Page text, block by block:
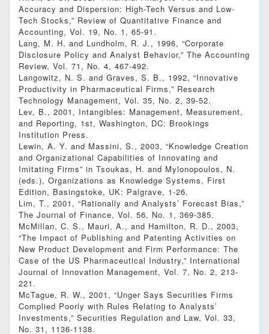
Accuracy and Dispersion: High-Tech Versus and Low-
Tech Stocks,” Review of Quantitative Finance and
Accounting, Vol. 19, No. 1, 65-91.
Lang, M. H. and Lundholm, R. J., 1996, “Corporate
Disclosure Policy and Analyst Behavior,” The Accounting
Review, Vol. 71, No. 4, 467-492.
Langowitz, N. S. and Graves, S. B., 1992, “Innovative
Productivity in Pharmaceutical Firms,” Research
Technology Management, Vol. 35, No. 2, 39-52.
Lev, B., 2001, Intangibles: Management, Measurement,
and Reporting, 1st, Washington, DC: Brookings
Institution Press.
Lewin, A. Y. and Massini, S., 2003, “Knowledge Creation
and Organizational Capabilities of Innovating and
Imitating Firms” in Tsoukas, H. and Mylonopoulos, N.
(eds.), Organizations as Knowledge Systems, First
Edition, Basingstoke, UK: Palgrave, 1-26.
Lim, T., 2001, “Rationally and Analysts’ Forecast Bias,”
The Journal of Finance, Vol. 56, No. 1, 369-385.
McMillan, C. S., Mauri, A., and Hamilton, R. D., 2003,
“The Impact of Publishing and Patenting Activities on
New Product Development and Firm Performance: The
Case of the US Pharmaceutical Industry,” International
Journal of Innovation Management, Vol. 7, No. 2, 213-
221.
McTague, R. W., 2001, “Unger Says Securities Firms
Complied Poorly with Rules Relating to Analysts’
Investments,” Securities Regulation and Law, Vol. 33,
No. 31, 1136-1138.